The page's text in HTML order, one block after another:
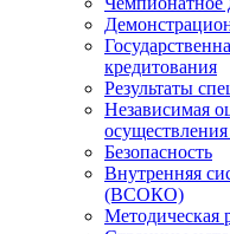
кредитования
Результаты
Независимая
осуществления
Безопасность
Внутренняя
(ВСОКО)
Методическая